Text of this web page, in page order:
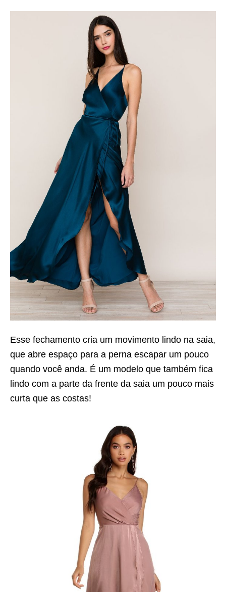
Esse fechamento cria um movimento lindo na saia,
que abre espaço para a perna escapar um pouco
quando você anda. É um modelo que também fica
lindo com a parte da frente da saia um pouco mais
curta que as costas!